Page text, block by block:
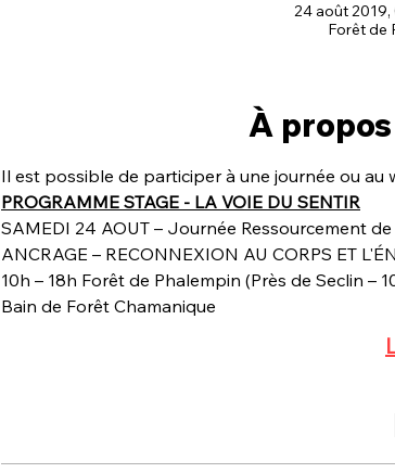
24 août 2019,
Forêt de
À
Il est possible de participer à une journée ou au
Bain de Forêt Chamanique